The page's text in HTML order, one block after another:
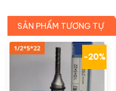
SẢN PHẨM TƯƠNG TỰ
-20%